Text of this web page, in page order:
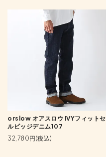
orslow オアスロウ IVYフィットセ
ルビッジデニム107
32,780円(税込)